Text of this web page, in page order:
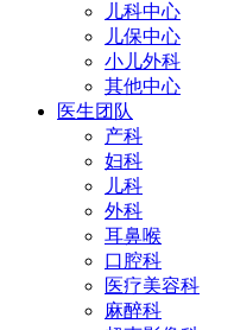
儿科中心
儿保中心
小儿外科
其他中心
医生团队
产科
妇科
儿科
外科
耳鼻喉
口腔科
医疗美容科
麻醉科